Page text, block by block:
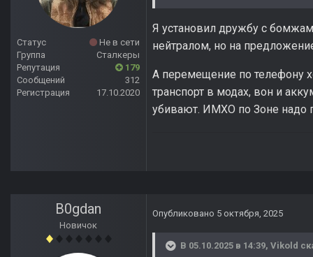
Статус
Не в сети
Группа
Сталкеры
Репутация
179
Сообщений
312
Регистрация
17.10.2020
Я установил дружбу с
нейтралом, но на
А перемещение по телефону
транспорт в модах, вон и
убивают. ИМХО по Зоне надо
B0gdan
Новичок
Опубликовано 5 октября, 2025
В 05.10.2025 в 14:39, Vikold